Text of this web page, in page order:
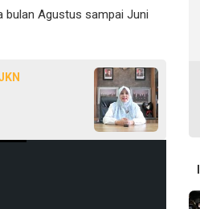
bulan Agustus sampai Juni